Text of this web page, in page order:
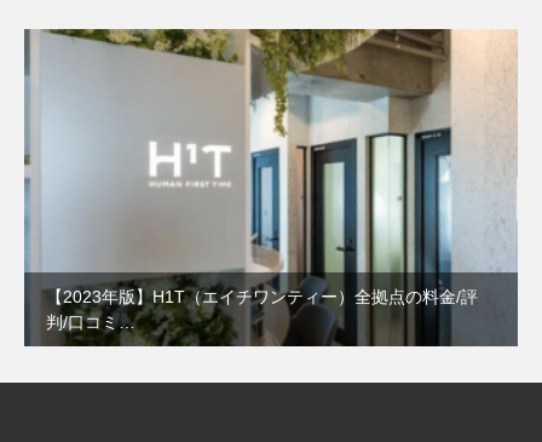
【2023年版】H1T（エイチワンティー）全拠点の料金/評
判/口コミ…